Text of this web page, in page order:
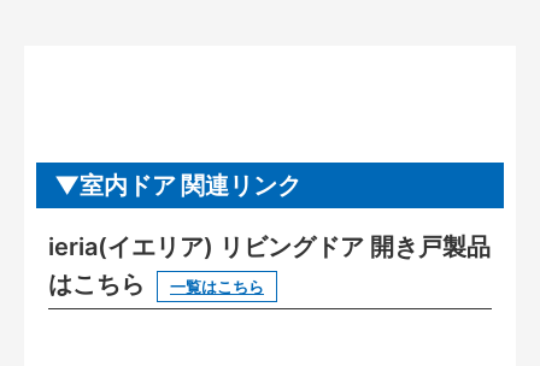
室内ドア 関連リンク
ieria(イエリア) リビングドア 開き戸製品
はこちら
一覧はこちら